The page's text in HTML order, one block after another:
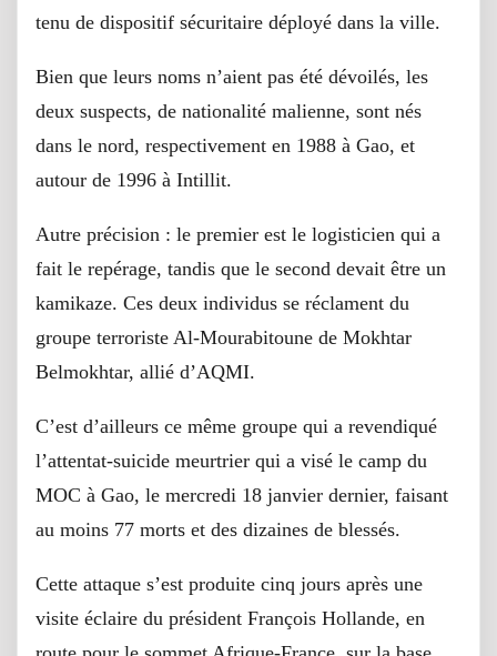
tenu de dispositif sécuritaire déployé dans la ville.
Bien que leurs noms n’aient pas été dévoilés, les
deux suspects, de nationalité malienne, sont nés
dans le nord, respectivement en 1988 à Gao, et
autour de 1996 à Intillit.
Autre précision : le premier est le logisticien qui a
fait le repérage, tandis que le second devait être un
kamikaze. Ces deux individus se réclament du
groupe terroriste Al-Mourabitoune de Mokhtar
Belmokhtar, allié d’AQMI.
C’est d’ailleurs ce même groupe qui a revendiqué
l’attentat-suicide meurtrier qui a visé le camp du
MOC à Gao, le mercredi 18 janvier dernier, faisant
au moins 77 morts et des dizaines de blessés.
Cette attaque s’est produite cinq jours après une
visite éclaire du président François Hollande, en